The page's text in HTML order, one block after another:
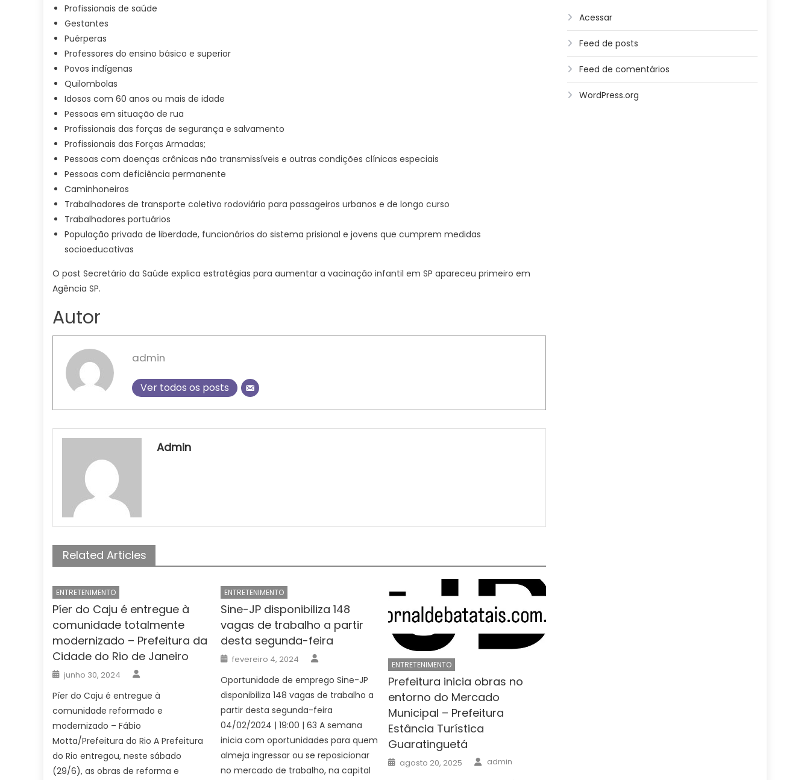
Profissionais de saúde
Gestantes
Puérperas
Professores do ensino básico e superior
Povos indígenas
Quilombolas
Idosos com 60 anos ou mais de idade
Pessoas em situação de rua
Profissionais das forças de segurança e salvamento
Profissionais das Forças Armadas;
Pessoas com doenças crônicas não transmissíveis e outras condições clínicas especiais
Pessoas com deficiência permanente
Caminhoneiros
Trabalhadores de transporte coletivo rodoviário para passageiros urbanos e de longo curso
Trabalhadores portuários
População privada de liberdade, funcionários do sistema prisional e jovens que cumprem medidas
socioeducativas
O post Secretário da Saúde explica estratégias para aumentar a vacinação infantil em SP apareceu primeiro em
Agência SP.
Autor
admin
Ver todos os posts
Admin
Related Articles
ENTRETENIMENTO
Píer do Caju é entregue à
comunidade totalmente
modernizado – Prefeitura da
Cidade do Rio de Janeiro
Posted
on
junho 30, 2024
Píer do Caju é entregue à
comunidade reformado e
modernizado – Fábio
Motta/Prefeitura do Rio A Prefeitura
do Rio entregou, neste sábado
(29/6), as obras de reforma e
ENTRETENIMENTO
Sine-JP disponibiliza 148
vagas de trabalho a partir
desta segunda-feira
Posted
on
fevereiro 4, 2024
Oportunidade de emprego Sine-JP
disponibiliza 148 vagas de trabalho a
partir desta segunda-feira
04/02/2024 | 19:00 | 63 A semana
inicia com oportunidades para quem
almeja ingressar ou se reposicionar
no mercado de trabalho, na capital
ENTRETENIMENTO
Prefeitura inicia obras no
entorno do Mercado
Municipal – Prefeitura
Estância Turística
Guaratinguetá
Posted
on
agosto 20, 2025 Author
admin
Acessar
Feed de posts
Feed de comentários
WordPress.org